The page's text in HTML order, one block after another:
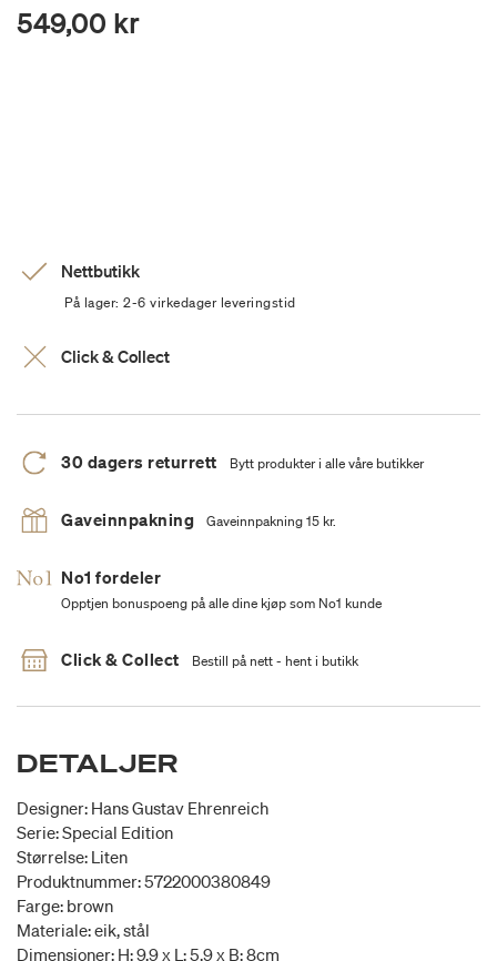
549,00 kr
Nettbutikk
På lager: 2-6 virkedager leveringstid
Click & Collect
30 dagers returrett Bytt produkter i alle våre butikker
Gaveinnpakning Gaveinnpakning 15 kr.
No1 fordeler
Opptjen bonuspoeng på alle dine kjøp som No1 kunde
Click & Collect Bestill på nett - hent i butikk
DETALJER
Designer: Hans Gustav Ehrenreich
Serie: Special Edition
Størrelse: Liten
Produktnummer: 5722000380849
Farge: brown
Materiale: eik, stål
Dimensjoner: H: 9,9 x L: 5,9 x B: 8cm